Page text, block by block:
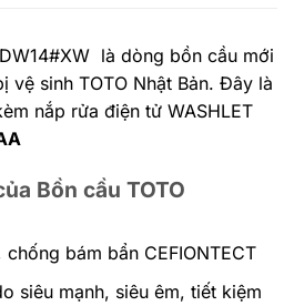
là dòng bồn cầu mới
vệ sinh TOTO Nhật Bản. Đây là
nắp rửa điện tử WASHLET
Bồn cầu TOTO
bám bẩn CEFIONTECT
siêu mạnh, siêu êm, tiết kiệm